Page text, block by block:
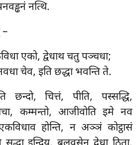
नत्थि.
एको, द्वेधाथ चतु पञ्चधा;
चेव, इति छद्धा भवन्ति ते.
छन्दो, चित्तं, पीति, पस्सद्धि,
कम्मन्तो, आजीवोति इमे नव
एकविधाव होन्ति, न अञ्ञं कोट्ठासं